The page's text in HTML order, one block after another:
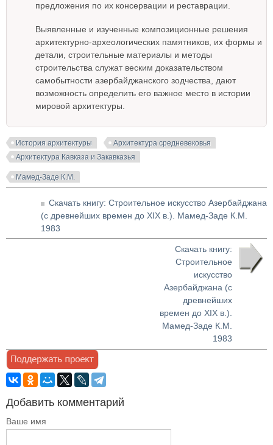
предложения по их консервации и реставрации.
Выявленные и изученные композиционные решения
архитектурно-археологических памятников, их формы и
детали, строительные материалы и методы
строительства служат веским доказательством
самобытности азербайджанского зодчества, дают
возможность определить его важное место в истории
мировой архитектуры.
История архитектуры
Архитектура средневековья
Архитектура Кавказа и Закавказья
Мамед-Заде К.М.
Скачать книгу: Строительное искусство Азербайджана
(с древнейших времен до XIX в.). Мамед-Заде К.М.
1983
Скачать книгу:
Строительное
искусство
Азербайджана (с
древнейших
времен до XIX в.).
Мамед-Заде К.М.
1983
Добавить комментарий
Ваше имя